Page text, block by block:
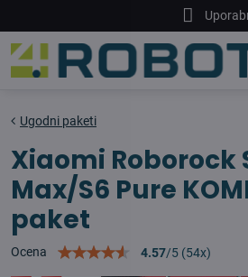
Ugodni paketi
Xiaomi Roborock
Max/S6 Pure
paket
Ocena 4.57/5 (54x)